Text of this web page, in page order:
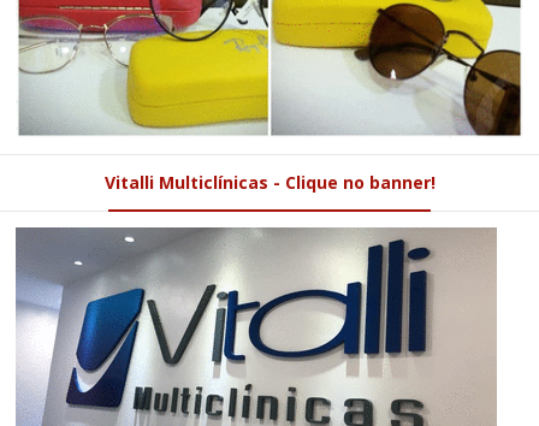
Vitalli Multiclínicas - Clique no banner!